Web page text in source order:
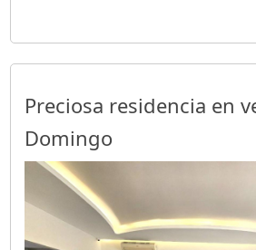
Preciosa residencia en
Domingo